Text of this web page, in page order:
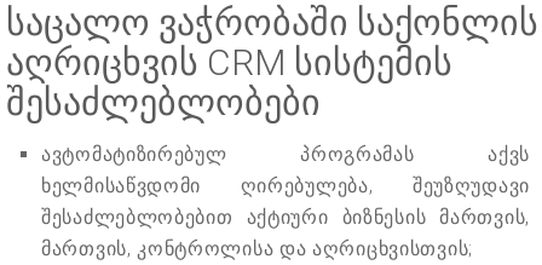
საცალო ვაჭრობაში საქონლის
აღრიცხვის CRM სისტემის
შესაძლებლობები
ავტომატიზირებულ პროგრამას აქვს
ხელმისაწვდომი ღირებულება, შეუზღუდავი
შესაძლებლობებით აქტიური ბიზნესის მართვის,
მართვის, კონტროლისა და აღრიცხვისთვის;